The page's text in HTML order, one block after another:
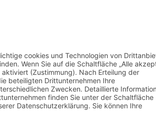
Kinder 6-12 Jahre: 3 Euro,
iCalendar